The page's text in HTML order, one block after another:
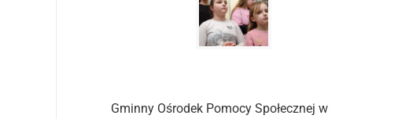
Gminny Ośrodek Pomocy Społecznej w